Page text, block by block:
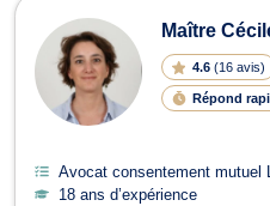
Maître
4.6 (16 avis)
Répond
Avocat consentement mutuel
18 ans d’expérience